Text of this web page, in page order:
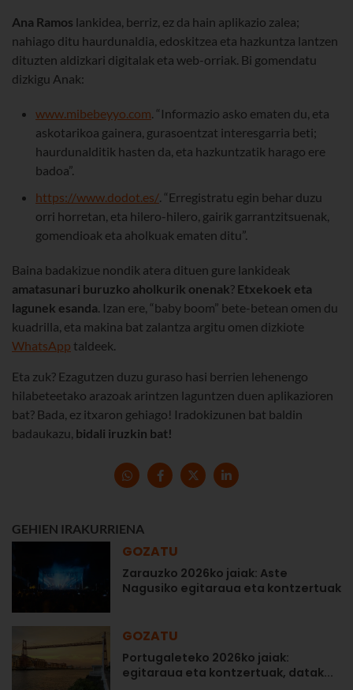
Ana Ramos lankidea, berriz, ez da hain aplikazio zalea;
nahiago ditu haurdunaldia, edoskitzea eta hazkuntza lantzen
dituzten aldizkari digitalak eta web-orriak. Bi gomendatu
dizkigu Anak:
www.mibebeyyo.com. “Informazio asko ematen du, eta
askotarikoa gainera, gurasoentzat interesgarria beti;
haurdunalditik hasten da, eta hazkuntzatik harago ere
badoa”.
https://www.dodot.es/. “Erregistratu egin behar duzu
orri horretan, eta hilero-hilero, gairik garrantzitsuenak,
gomendioak eta aholkuak ematen ditu”.
Baina badakizue nondik atera dituen gure lankideak
amatasunari buruzko aholkurik onenak? Etxekoek eta
lagunek esanda. Izan ere, “baby boom” bete-betean omen du
kuadrilla, eta makina bat zalantza argitu omen dizkiote
WhatsApp taldeek.
Eta zuk? Ezagutzen duzu guraso hasi berrien lehenengo
hilabeteetako arazoak arintzen laguntzen duen aplikazioren
bat? Bada, ez itxaron gehiago! Iradokizunen bat baldin
badaukazu, bidali iruzkin bat!
GEHIEN IRAKURRIENA
GOZATU
Zarauzko 2026ko jaiak: Aste
Nagusiko egitaraua eta kontzertuak
GOZATU
Portugaleteko 2026ko jaiak:
egitaraua eta kontzertuak, datak...